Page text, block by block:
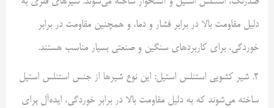
دلیل مقاومت بالا در برابر فشار و دما، و همچنین مقاومت در برابر
خوردگی، برای کاربردهای سنگین و صنعتی بسیار مناسب هستند.
2. شیر کشویی استنلس استیل: این نوع شیرها از جنس استنلس استیل
ساخته می‌شوند که به دلیل مقاومت بالا در برابر خوردگی، ایده‌آل برای